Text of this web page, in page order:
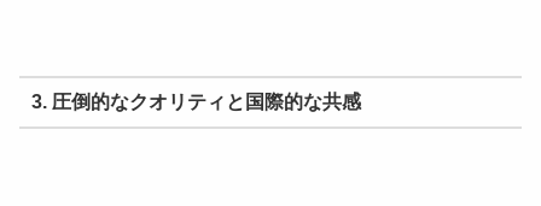
3. 圧倒的なクオリティと国際的な共感